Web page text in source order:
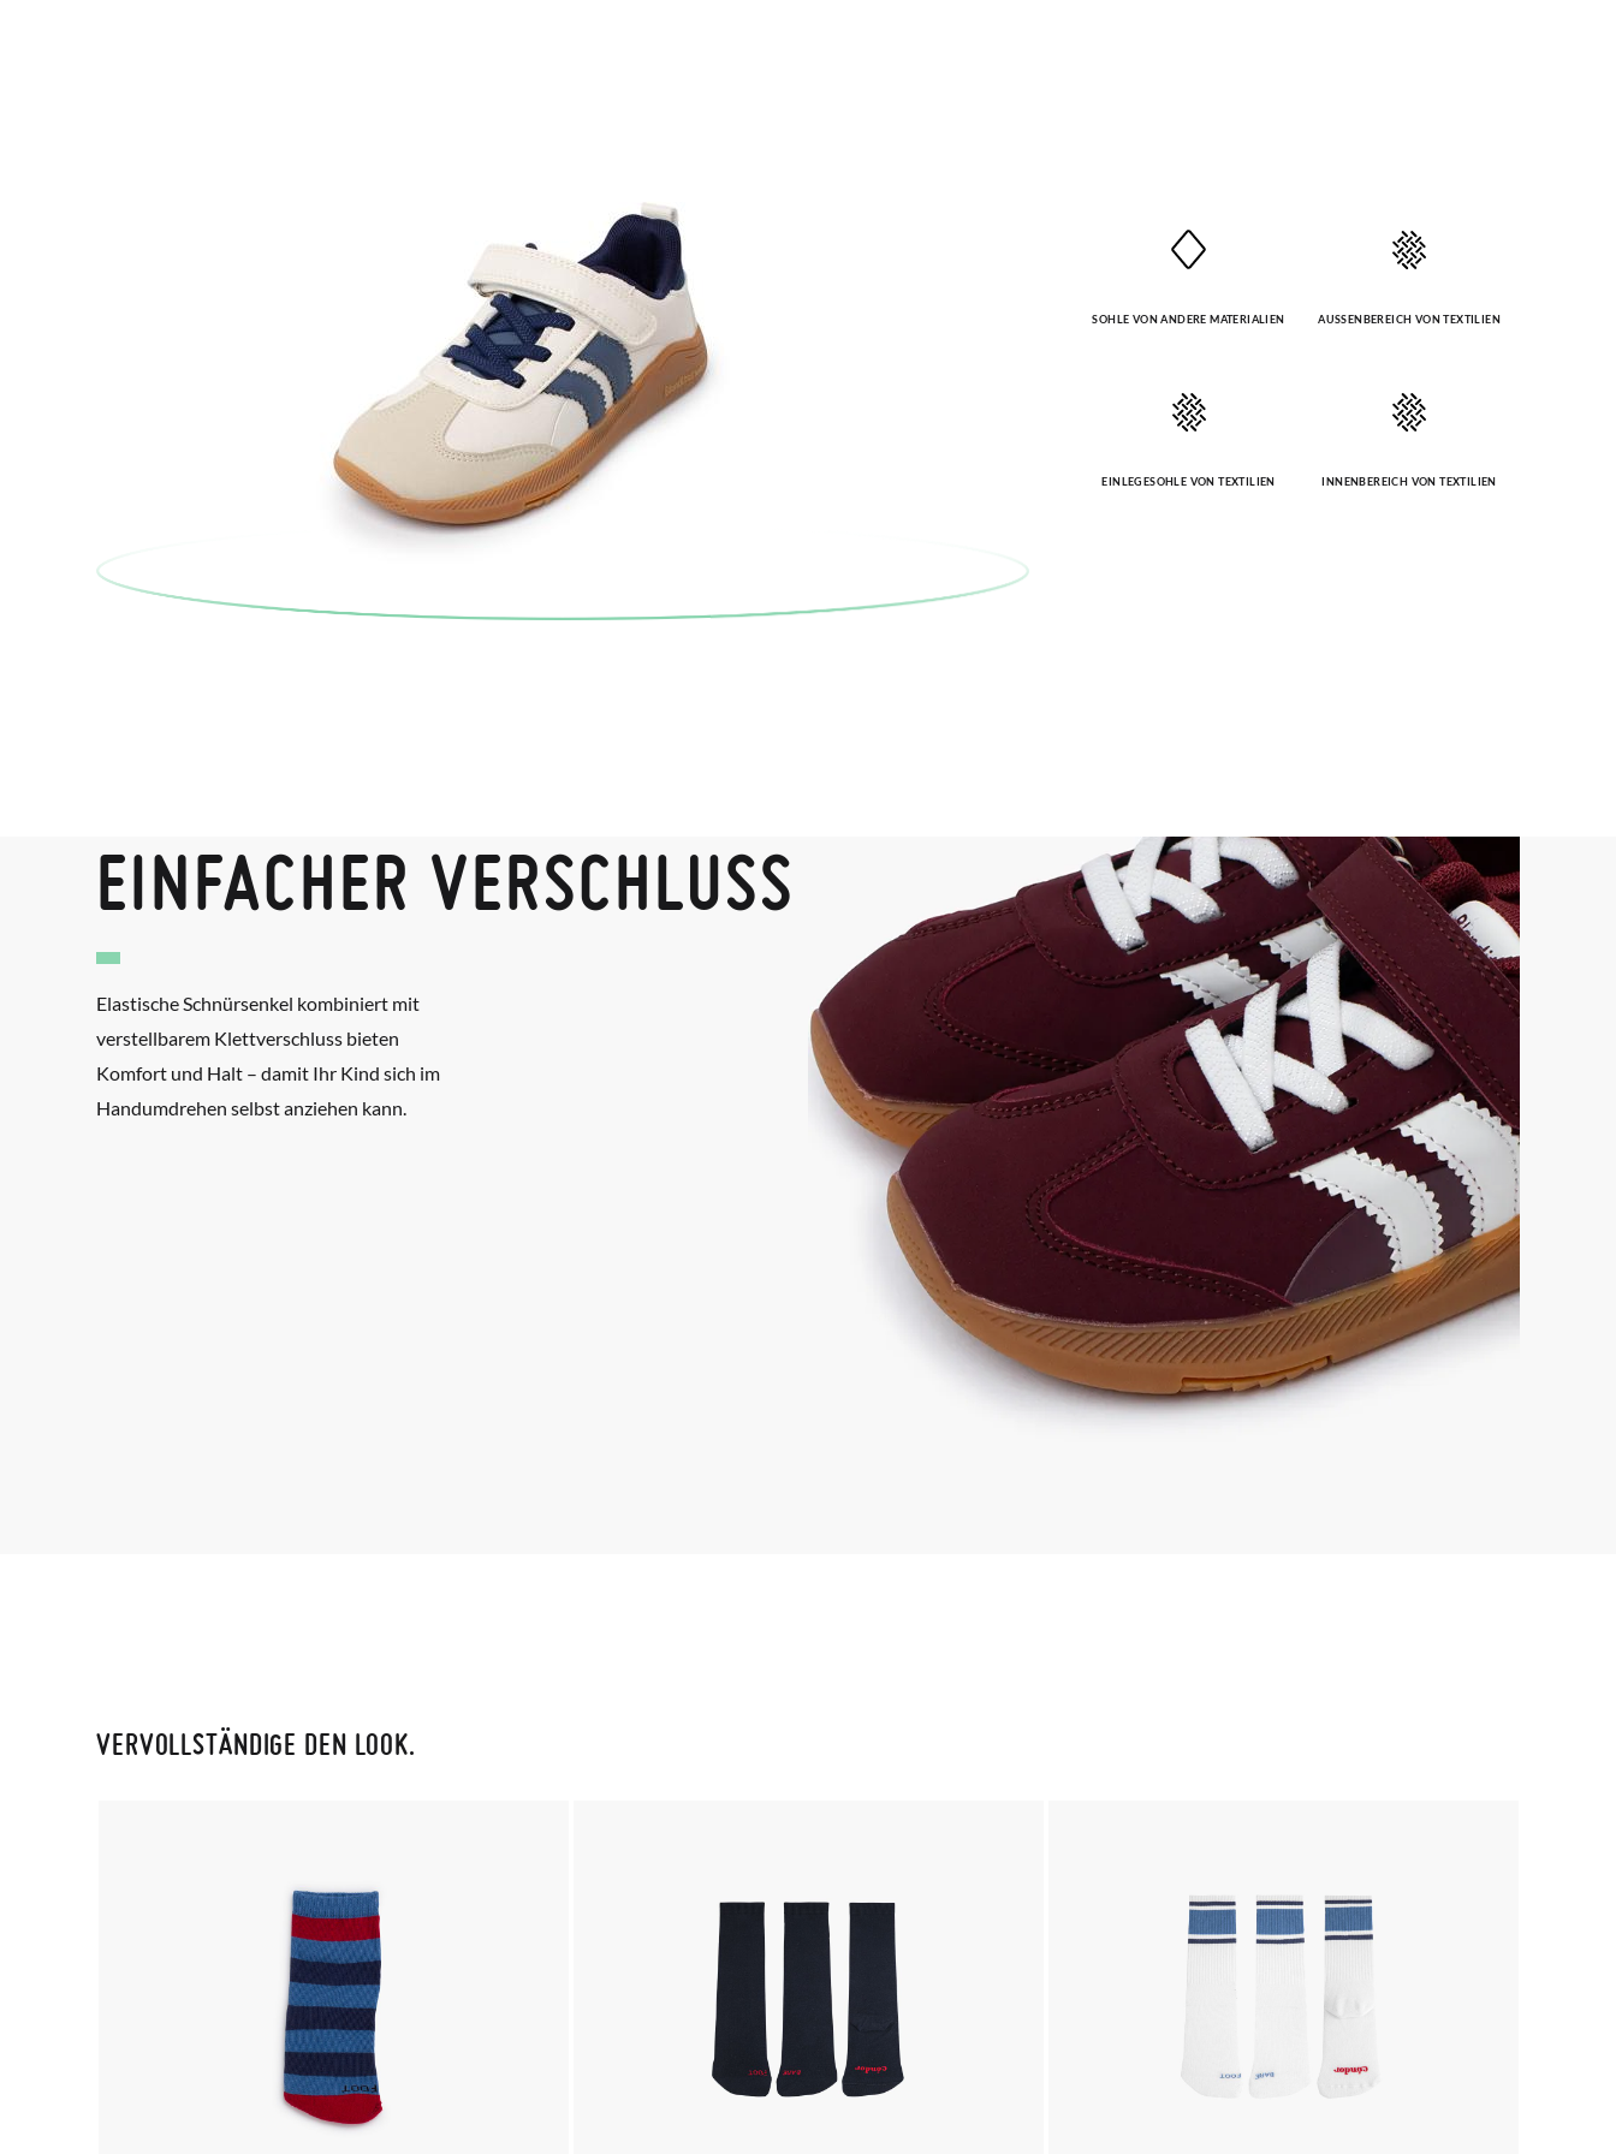
SOHLE VON ANDERE MATERIALIEN AUSSENBEREICH VON TEXTILIEN
EINLEGESOHLE VON TEXTILIEN INNENBEREICH VON TEXTILIEN
EINFACHER VERSCHLUSS
Elastische Schnürsenkel kombiniert mit
verstellbarem Klettverschluss bieten
Komfort und Halt – damit Ihr Kind sich im
Handumdrehen selbst anziehen kann.
VERVOLLSTÄNDIGE DEN LOOK.